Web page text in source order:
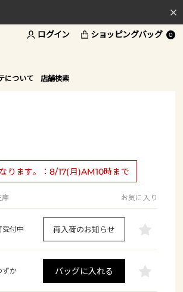
ログイン ショッピングバッグ 0
について 店舗検索
ります。：8/17(月)AM10時まで
庫 お気に入り
受付中 再入荷のお知らせ
ずか バッグに入れる